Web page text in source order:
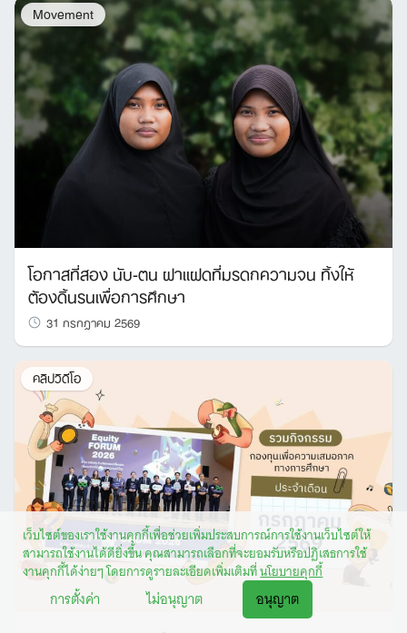
เว็บไซต์ของเราใช้งานคุกกี้เพื่อช่วยเพิ่มประสบการณ์การใช้งานเว็บไซต์ให้
สามารถใช้งานได้ดียิ่งขึ้น คุณสามารถเลือกที่จะยอมรับหรือปฏิเสธการใช้
งานคุกกี้ได้ง่ายๆ โดยการดูรายละเอียดเพิ่มเติมที่นโยบายคุกกี้
การตั้งค่า ไม่อนุญาต อนุญาต
Movement
โอกาสที่สอง นับ-ตน ฝาแฝดที่มรดกความจน ทิ้งให้
ต้องดิ้นรนเพื่อการศึกษา
31 กรกฎาคม 2569
คลิปวิดีโอ